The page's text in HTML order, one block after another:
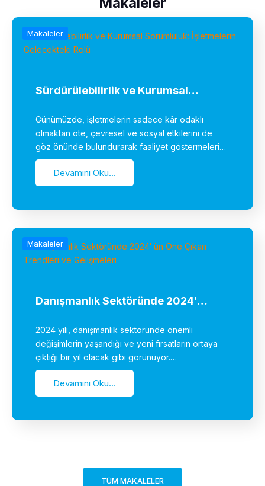
Makaleler
Sürdürülebilirlik ve Kurumsal…
Günümüzde, işletmelerin sadece kâr odaklı
olmaktan öte, çevresel ve sosyal etkilerini de
göz önünde bulundurarak faaliyet göstermeleri…
Devamını Oku...
Makaleler
Danışmanlık Sektöründe 2024′…
2024 yılı, danışmanlık sektöründe önemli
değişimlerin yaşandığı ve yeni fırsatların ortaya
çıktığı bir yıl olacak gibi görünüyor.…
Devamını Oku...
TÜM MAKALELER